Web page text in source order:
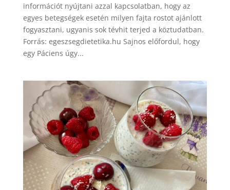
információt nyújtani azzal kapcsolatban, hogy az
egyes betegségek esetén milyen fajta rostot ajánlott
fogyasztani, ugyanis sok tévhit terjed a köztudatban.
Forrás: egeszsegdietetika.hu Sajnos előfordul, hogy
egy Páciens úgy...